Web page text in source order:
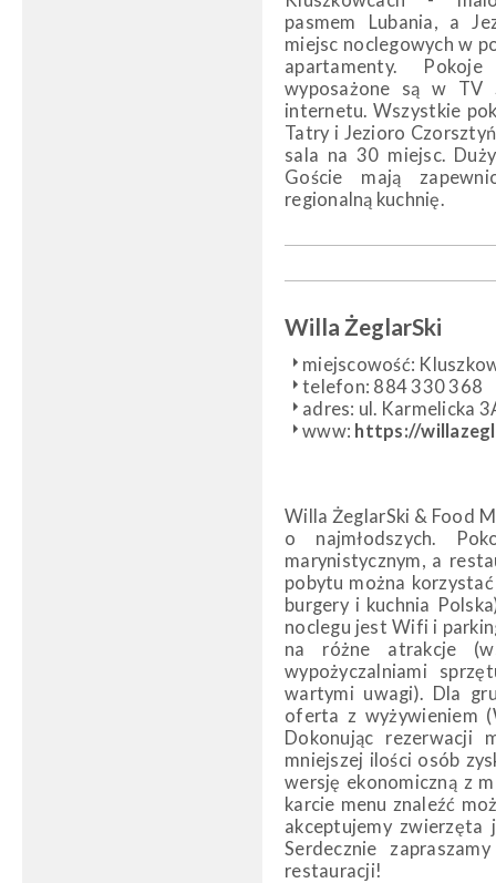
pasmem Lubania, a
miejsc noclegowych w
apartamenty.
wyposażone są w TV
internetu. Wszystkie
Tatry i Jezioro
sala na 30 miejsc.
Goście mają
regionalną kuchnię.
Willa ŻeglarSki
miejscowość:
telefon: 884 330 368
adres: ul. Karmelicka
www: https://
Willa ŻeglarSki & Food
o najmłodszych.
marynistycznym, a
pobytu można
burgery i kuchnia
noclegu jest Wifi i
na różne atrakcje
wypożyczalniami
wartymi uwagi). Dla
oferta z wyżywieniem
Dokonując rezerwacji
mniejszej ilości osób
wersję ekonomiczną z
karcie menu znaleźć
akceptujemy zwierzęta
Serdecznie
restauracji!